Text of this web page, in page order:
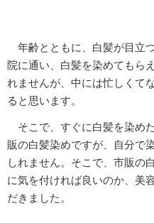
年齢とともに、白髪が目立
院に通い、白髪を染めてもら
れませんが、中には忙しくて
ると思います。
そこで、すぐに白髪を染め
販の白髪染めですが、自分で
しれません。そこで、市販の
に気を付ければ良いのか、美
だきました。